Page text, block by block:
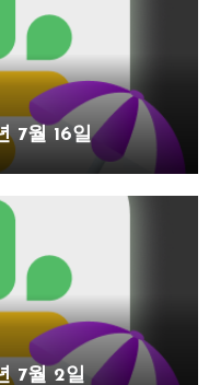
7월 16일
7월 2일